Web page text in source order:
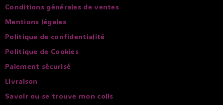
Conditions générales de ventes
Mentions légales
Politique de confidentialité
Politique de Cookies
Paiement sécurisé
Livraison
Savoir ou se trouve mon colis